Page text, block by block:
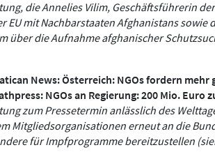
die Annelies Vilim, Geschäftsführerin
EU mit Nachbarstaaten Afghanistans
über die Aufnahme afghanischer
News:Österreich: NGOs fordern mehr
NGOs an Regierung: 200 Mio.
zum Pressetermin anlässlich des
Mitgliedsorganisationen erneut an die
für Impfprogramme bereitzustellen